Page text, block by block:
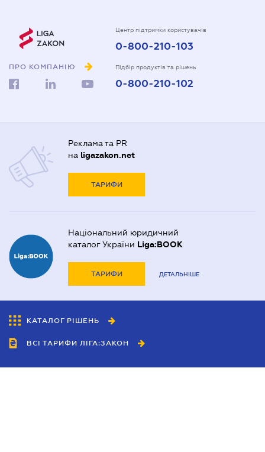
ПРО КОМПАНІЮ
Центр підтримки користувачів
0-800-210-103
Підбір продуктів та рішень
0-800-210-102
Реклама та PR
на ligazakon.net
ТАРИФИ
Національний юридичний
каталог України Liga:BOOK
ТАРИФИ ДЕТАЛЬНІШЕ
КАТАЛОГ РІШЕНЬ
ВСІ ТАРИФИ ЛІГА:ЗАКОН